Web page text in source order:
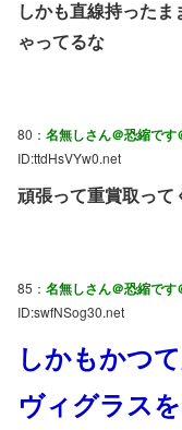
しかも直線持った
ゃってるな
80： 名無しさん＠恐縮で
ID:ttdHsVYw0.net
頑張って重賞取って
85： 名無しさん＠恐縮で
ID:swfNSog30.net
しかもかつ
ヴィグラス